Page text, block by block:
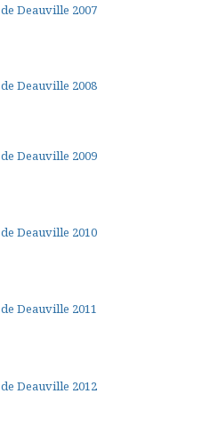
Deauville 2007
Deauville 2008
Deauville 2009
Deauville 2010
Deauville 2011
Deauville 2012